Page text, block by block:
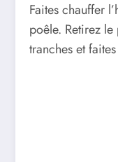
Faites chauffer
poêle. Retirez
tranches et